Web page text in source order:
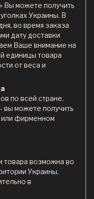
Вы можете получить
Украины. В
во время заказа
дату доставки
Ваше внимание на
единицы товара
от веса и
по всей стране.
вы можете получить
или фирменном
товара возможна во
Украины.
в